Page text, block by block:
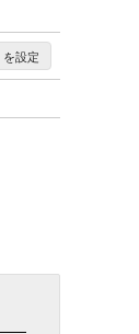
を設定